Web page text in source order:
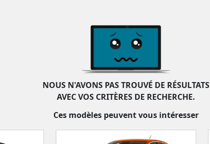
NOUS N'AVONS PAS TROUVÉ DE RÉSULTATS
AVEC VOS CRITÈRES DE RECHERCHE.
Ces modèles peuvent vous intéresser